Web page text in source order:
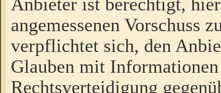
angemessenen Vorschuss
verpflichtet sich, den
Glauben mit
Rechtsverteidigung